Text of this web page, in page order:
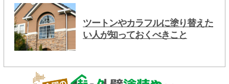
ツートンやカラフルに塗り替えた
い人が知っておくべきこと